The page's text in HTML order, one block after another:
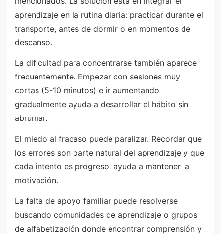
aprendizaje en la rutina diaria: practicar durante el
transporte, antes de dormir o en momentos de
descanso.
La dificultad para concentrarse también aparece
frecuentemente. Empezar con sesiones muy
cortas (5-10 minutos) e ir aumentando
gradualmente ayuda a desarrollar el hábito sin
abrumar.
El miedo al fracaso puede paralizar. Recordar que
los errores son parte natural del aprendizaje y que
cada intento es progreso, ayuda a mantener la
motivación.
La falta de apoyo familiar puede resolverse
buscando comunidades de aprendizaje o grupos
de alfabetización donde encontrar comprensión y